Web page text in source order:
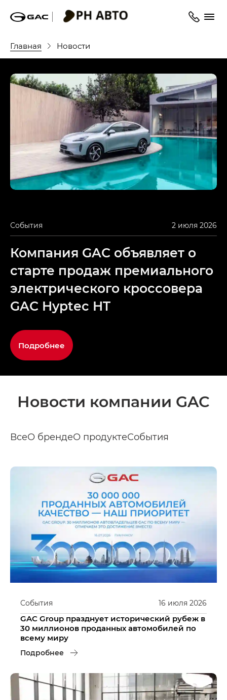
Главная Новости
События 2 июля 2026
Компания GAC объявляет о
старте продаж премиального
электрического кроссовера
GAC Hyptec HT
Подробнее
Новости компании GAC
ВсеО брендеО продуктеСобытия
16 июля 2026
События
GAC Group празднует исторический рубеж в
30 миллионов проданных автомобилей по
всему миру
Подробнее